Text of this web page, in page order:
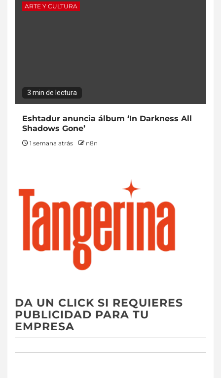
ARTE Y CULTURA
3 min de lectura
Eshtadur anuncia álbum ‘In Darkness All
Shadows Gone’
1 semana atrás n8n
DA UN CLICK SI REQUIERES
PUBLICIDAD PARA TU
EMPRESA